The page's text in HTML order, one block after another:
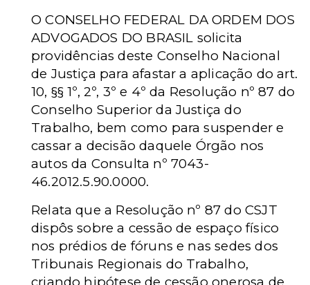
O CONSELHO FEDERAL DA ORDEM DOS
ADVOGADOS DO BRASIL solicita
providências deste Conselho Nacional
de Justiça para afastar a aplicação do art.
10, §§ 1º, 2º, 3º e 4º da Resolução nº 87 do
Conselho Superior da Justiça do
Trabalho, bem como para suspender e
cassar a decisão daquele Órgão nos
autos da Consulta nº 7043-
46.2012.5.90.0000.
Relata que a Resolução nº 87 do CSJT
dispôs sobre a cessão de espaço físico
nos prédios de fóruns e nas sedes dos
Tribunais Regionais do Trabalho,